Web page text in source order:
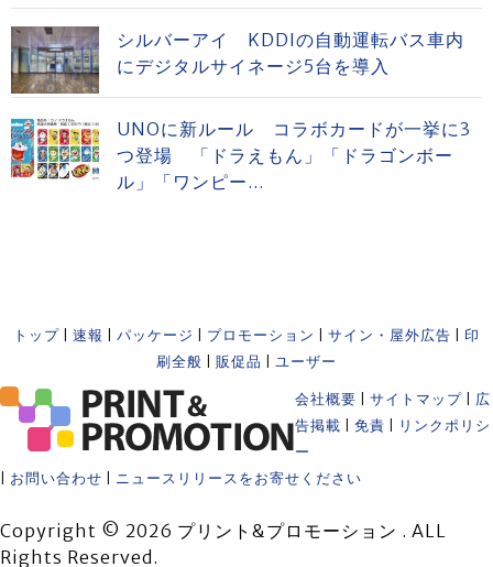
シルバーアイ KDDIの自動運転バス車内
にデジタルサイネージ5台を導入
UNOに新ルール コラボカードが一挙に3
つ登場 「ドラえもん」「ドラゴンボー
ル」「ワンピー...
トップ 速報 パッケージ プロモーション サイン・屋外広告
印
刷全般
販促品 ユーザー
会社概要 サイトマップ
広
告掲載
免責
リンクポリシ
ー
お問い合わせ ニュースリリースをお寄せください
Copyright © 2026 プリント&プロモーション . ALL
Rights Reserved.